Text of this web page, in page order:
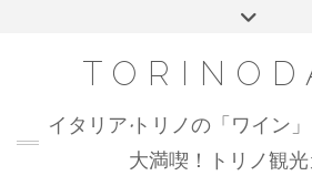
Toggle
イタリア•トリノの「ワイン
大満喫！トリノ観